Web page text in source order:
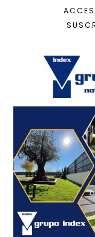
Actualidad